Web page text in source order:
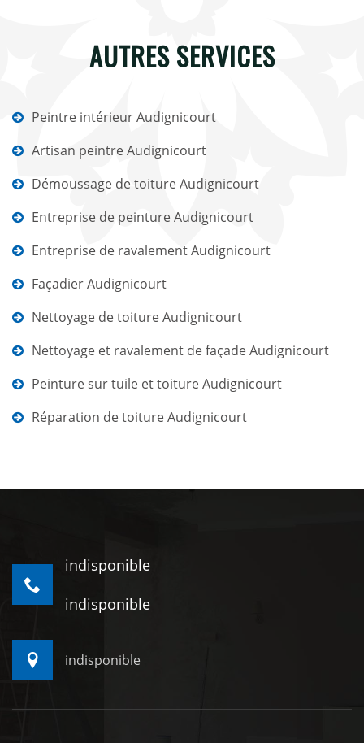
AUTRES SERVICES
Peintre intérieur Audignicourt
Artisan peintre Audignicourt
Démoussage de toiture Audignicourt
Entreprise de peinture Audignicourt
Entreprise de ravalement Audignicourt
Façadier Audignicourt
Nettoyage de toiture Audignicourt
Nettoyage et ravalement de façade Audignicourt
Peinture sur tuile et toiture Audignicourt
Réparation de toiture Audignicourt
indisponible
indisponible
indisponible